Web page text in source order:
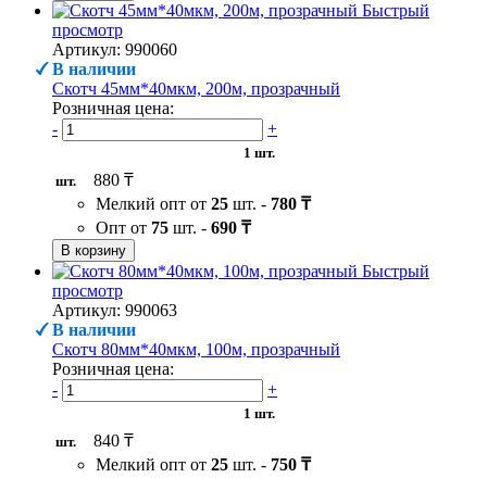
Быстрый
просмотр
Артикул: 990060
В наличии
Скотч 45мм*40мкм, 200м, прозрачный
Розничная цена:
-
+
1 шт.
шт.
880 ₸
Мелкий опт от 25 шт. - 780 ₸
Опт от 75 шт. - 690 ₸
В корзину
Быстрый
просмотр
Артикул: 990063
В наличии
Скотч 80мм*40мкм, 100м, прозрачный
Розничная цена:
-
+
1 шт.
шт.
840 ₸
Мелкий опт от 25 шт. - 750 ₸